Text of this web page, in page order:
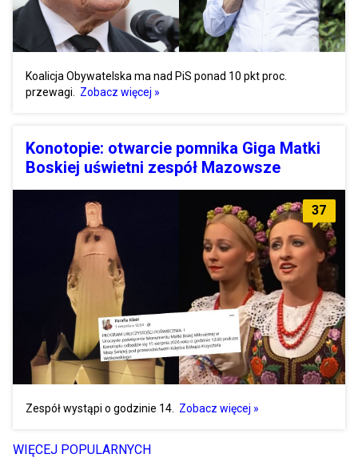
Koalicja Obywatelska ma nad PiS ponad 10 pkt proc.
przewagi. Zobacz więcej »
Konotopie: otwarcie pomnika Giga Matki
Boskiej uświetni zespół Mazowsze
37
Zespół wystąpi o godzinie 14. Zobacz więcej »
WIĘCEJ POPULARNYCH